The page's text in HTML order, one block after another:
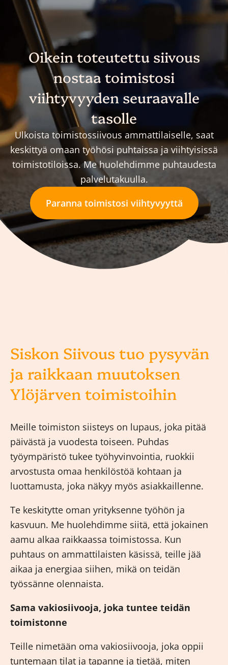
Oikein toteutettu siivous
nostaa toimistosi
viihtyvyyden seuraavalle
tasolle
Ulkoista toimistossiivous ammattilaiselle, saat
keskittyä omaan työhösi puhtaissa ja viihtyisissä
toimistotiloissa. Me huolehdimme puhtaudesta
palvelutakuulla.
Paranna toimistosi viihtyvyyttä
Siskon Siivous tuo pysyvän
ja raikkaan muutoksen
Ylöjärven toimistoihin
Meille toimiston siisteys on lupaus, joka pitää
päivästä ja vuodesta toiseen. Puhdas
työympäristö tukee työhyvinvointia, ruokkii
arvostusta omaa henkilöstöä kohtaan ja
luottamusta, joka näkyy myös asiakkaillenne.
Te keskitytte oman yrityksenne työhön ja
kasvuun. Me huolehdimme siitä, että jokainen
aamu alkaa raikkaassa toimistossa. Kun
puhtaus on ammattilaisten käsissä, teille jää
aikaa ja energiaa siihen, mikä on teidän
työssänne olennaista.
Sama vakiosiivooja, joka tuntee teidän
toimistonne
Teille nimetään oma vakiosiivooja, joka oppii
tuntemaan tilat ja tapanne ja tietää, miten